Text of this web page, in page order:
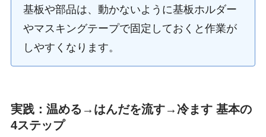
基板や部品は、動かないように基板ホルダー
やマスキングテープで固定しておくと作業が
しやすくなります。
実践：温める→はんだを流す→冷ます 基本の
4ステップ